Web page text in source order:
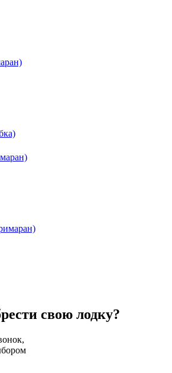
свою лодку?